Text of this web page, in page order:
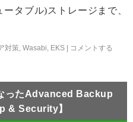
ータブル)ストレージまで、
対策, Wasabi, EKS コメントする
ったAdvanced Backup
& Security】